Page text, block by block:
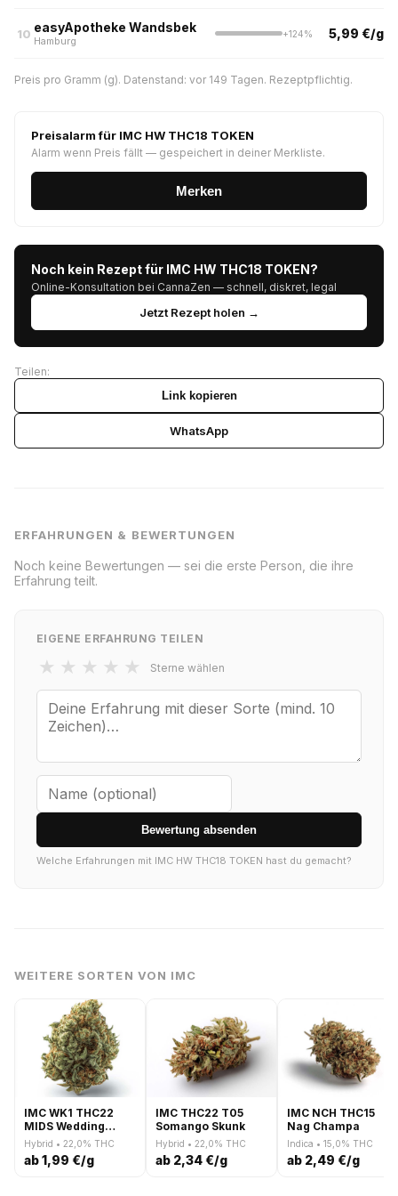
10 easyApotheke Wandsbek
Hamburg
+124% 5,99 €/g
Preis pro Gramm (g). Datenstand: vor 149 Tagen. Rezeptpflichtig.
Preisalarm für IMC HW THC18 TOKEN
Alarm wenn Preis fällt — gespeichert in deiner Merkliste.
Merken
Noch kein Rezept für IMC HW THC18 TOKEN?
Online-Konsultation bei CannaZen — schnell, diskret, legal
Jetzt Rezept holen →
Teilen:
Link kopieren
WhatsApp
ERFAHRUNGEN & BEWERTUNGEN
Noch keine Bewertungen — sei die erste Person, die ihre
Erfahrung teilt.
EIGENE ERFAHRUNG TEILEN
★ ★ ★ ★ ★ Sterne wählen
Bewertung absenden
Welche Erfahrungen mit IMC HW THC18 TOKEN hast du gemacht?
WEITERE SORTEN VON IMC
IMC WK1 THC22
MIDS Wedding
Candy
Hybrid • 22,0% THC
ab 1,99 €/g
IMC THC22 T05
Somango Skunk
Hybrid • 22,0% THC
ab 2,34 €/g
IMC NCH THC15
Nag Champa
Indica • 15,0% THC
ab 2,49 €/g